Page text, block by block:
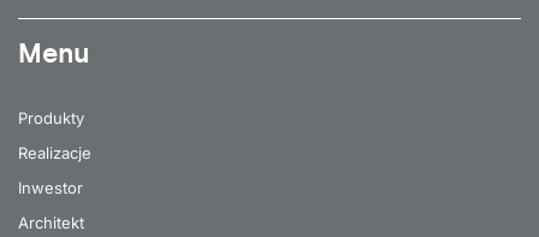
Menu
Produkty
Realizacje
Inwestor
Architekt